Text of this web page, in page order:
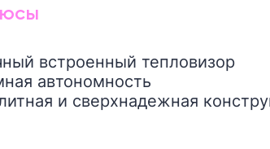
встроенный тепловизор
автономность
и сверхнадежная